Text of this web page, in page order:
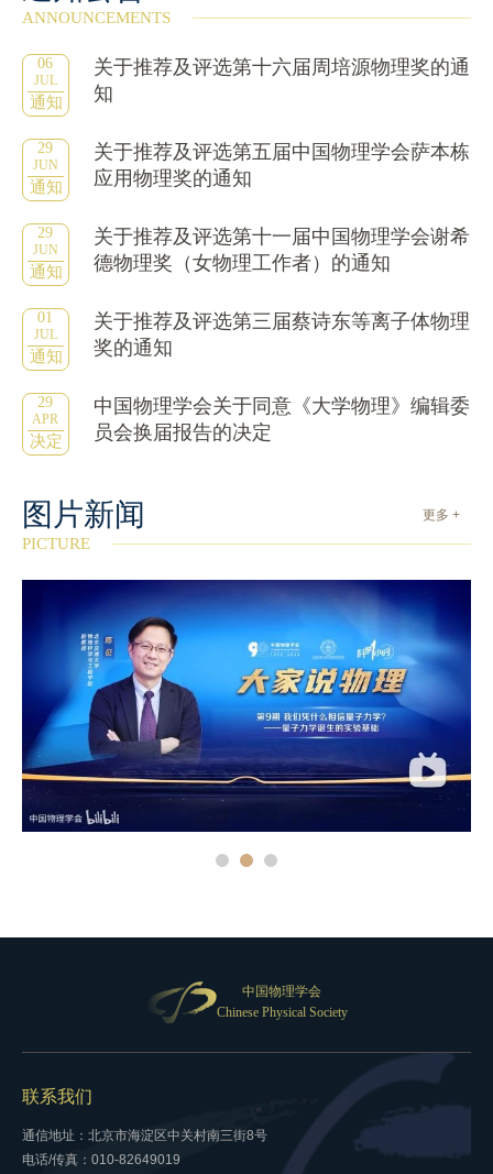
ANNOUNCEMENTS
06
JUL
通知
关于推荐及评选第十六届周培源物理奖的通
知
29
JUN
通知
关于推荐及评选第五届中国物理学会萨本栋
应用物理奖的通知
29
JUN
通知
关于推荐及评选第十一届中国物理学会谢希
德物理奖（女物理工作者）的通知
01
JUL
通知
关于推荐及评选第三届蔡诗东等离子体物理
奖的通知
29
APR
决定
中国物理学会关于同意《大学物理》编辑委
员会换届报告的决定
更多 +
图片新闻
PICTURE
中国物理学会
Chinese Physical Society
联系我们
通信地址：北京市海淀区中关村南三街8号
电话/传真：010-82649019